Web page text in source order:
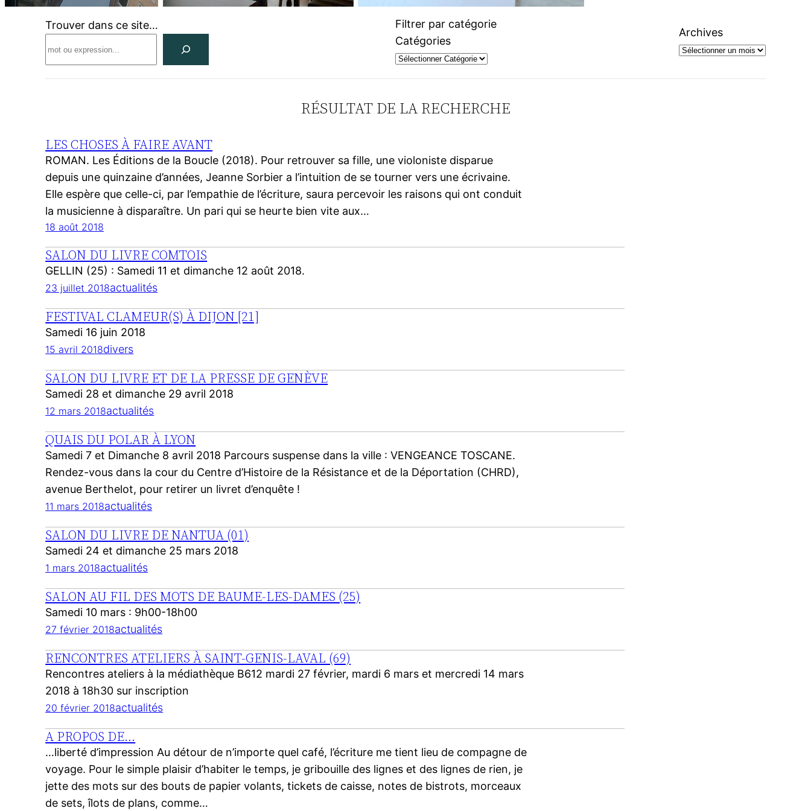
Trouver dans ce site…
Filtrer par catégorie
Catégories
Archives
RÉSULTAT DE LA RECHERCHE
LES CHOSES À FAIRE AVANT
ROMAN. Les Éditions de la Boucle (2018). Pour retrouver sa fille, une violoniste disparue
depuis une quinzaine d’années, Jeanne Sorbier a l’intuition de se tourner vers une écrivaine.
Elle espère que celle-ci, par l’empathie de l’écriture, saura percevoir les raisons qui ont conduit
la musicienne à disparaître. Un pari qui se heurte bien vite aux…
18 août 2018
SALON DU LIVRE COMTOIS
GELLIN (25) : Samedi 11 et dimanche 12 août 2018.
23 juillet 2018actualités
FESTIVAL CLAMEUR(S) À DIJON [21]
Samedi 16 juin 2018
15 avril 2018divers
SALON DU LIVRE ET DE LA PRESSE DE GENÈVE
Samedi 28 et dimanche 29 avril 2018
12 mars 2018actualités
QUAIS DU POLAR À LYON
Samedi 7 et Dimanche 8 avril 2018 Parcours suspense dans la ville : VENGEANCE TOSCANE.
Rendez-vous dans la cour du Centre d’Histoire de la Résistance et de la Déportation (CHRD),
avenue Berthelot, pour retirer un livret d’enquête !
11 mars 2018actualités
SALON DU LIVRE DE NANTUA (01)
Samedi 24 et dimanche 25 mars 2018
1 mars 2018actualités
SALON AU FIL DES MOTS DE BAUME-LES-DAMES (25)
Samedi 10 mars : 9h00-18h00
27 février 2018actualités
RENCONTRES ATELIERS À SAINT-GENIS-LAVAL (69)
Rencontres ateliers à la médiathèque B612 mardi 27 février, mardi 6 mars et mercredi 14 mars
2018 à 18h30 sur inscription
20 février 2018actualités
A PROPOS DE…
…liberté d’impression Au détour de n’importe quel café, l’écriture me tient lieu de compagne de
voyage. Pour le simple plaisir d’habiter le temps, je gribouille des lignes et des lignes de rien, je
jette des mots sur des bouts de papier volants, tickets de caisse, notes de bistrots, morceaux
de sets, îlots de plans, comme…